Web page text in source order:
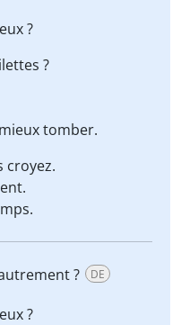
?
?
tomber.
croyez.
? DE
?